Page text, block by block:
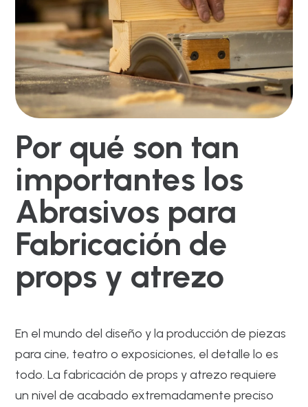
Por qué son tan
importantes los
Abrasivos para
Fabricación de
props y atrezo
En el mundo del diseño y la producción de piezas
para cine, teatro o exposiciones, el detalle lo es
todo. La fabricación de props y atrezo requiere
un nivel de acabado extremadamente preciso